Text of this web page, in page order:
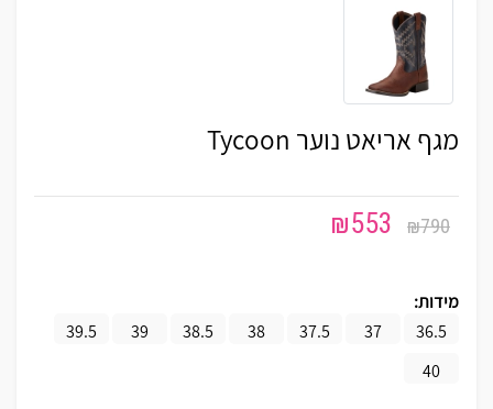
מגף אריאט נוער Tycoon
₪790
₪553
מידות:
36.5
37
37.5
38
38.5
39
39.5
40